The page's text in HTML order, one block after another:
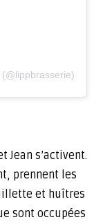
Jean s’activent.
prennent les
et huîtres
sont occupées